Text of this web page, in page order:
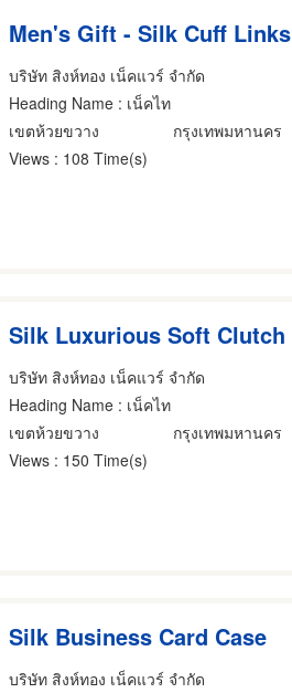
Men's Gift - Silk Cuff Links
บริษัท สิงห์ทอง เน็คแวร์ จำกัด
Heading Name : เน็คไท
เขตห้วยขวาง
กรุงเทพมหานคร
Views : 108 Time(s)
Silk Luxurious Soft Clutch
บริษัท สิงห์ทอง เน็คแวร์ จำกัด
Heading Name : เน็คไท
เขตห้วยขวาง
กรุงเทพมหานคร
Views : 150 Time(s)
Silk Business Card Case
บริษัท สิงห์ทอง เน็คแวร์ จำกัด